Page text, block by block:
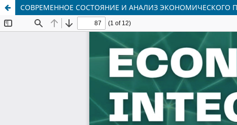
СОВРЕМЕННОЕ СОСТОЯНИЕ И АНАЛИЗ ЭКОНОМИЧЕСКОГО